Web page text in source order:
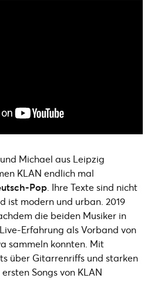
Michael aus Leipzig
KLAN endlich mal
Pop . Ihre Texte sind nicht
ist modern und urban. 2019
die beiden Musiker in
Erfahrung als Vorband von
sammeln konnten. Mit
über Gitarrenriffs und starken
Songs von KLAN